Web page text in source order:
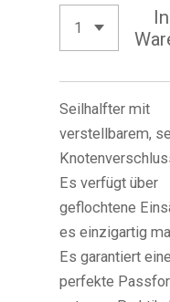
Seilhalfter mit
verstellbarem,
Es verfügt über
geflochtene
es einzigartig
Es garantiert eine
perfekte